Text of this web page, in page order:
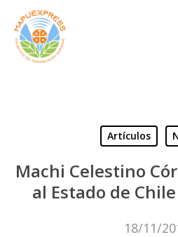
Skip
main
Artículos
Machi Celestino
al Estado de
18/11/